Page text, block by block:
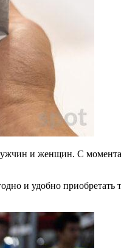
и женщин. С момента
и удобно приобретать